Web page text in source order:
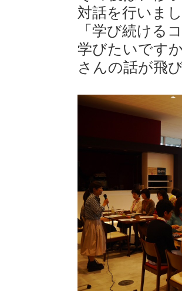
対話を行いま
「学び続ける
学びたいです
さんの話が飛